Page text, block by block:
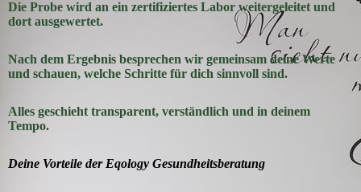
Die Probe wird an ein zertifiziertes Labor weitergeleitet und
dort ausgewertet.
Nach dem Ergebnis besprechen wir gemeinsam deine Werte
und schauen, welche Schritte für dich sinnvoll sind.
Alles geschieht transparent, verständlich und in deinem
Tempo.
Deine Vorteile der Eqology Gesundheitsberatung